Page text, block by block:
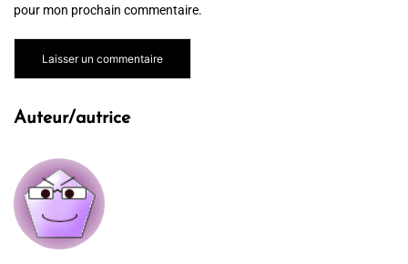
pour mon prochain commentaire.
Auteur/autrice